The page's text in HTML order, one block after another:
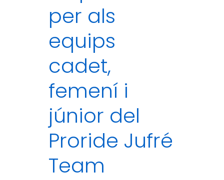
per als
equips
cadet,
femení i
júnior del
Proride Jufré
Team